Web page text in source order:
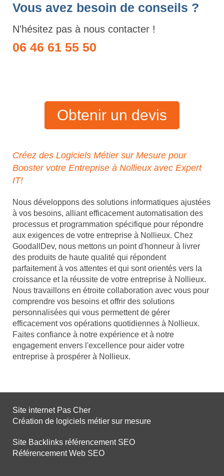
Vous avez besoin de conseils ?
N'hésitez pas à nous contacter !
06 46 61 55 50
Obtenir un devis
Créez des Logiciels Métier sur Mesure pour
Booster votre Entreprise à Nollieux avec Expert
IT!
Nous développons des solutions informatiques ajustées
à vos besoins, alliant efficacement automatisation des
processus et programmation spécifique pour répondre
aux exigences de votre entreprise à Nollieux. Chez
GoodallDev, nous mettons un point d'honneur à livrer
des produits de haute qualité qui répondent
parfaitement à vos attentes et qui sont orientés vers la
croissance et la réussite de votre entreprise à Nollieux.
Nous travaillons en étroite collaboration avec vous pour
comprendre vos besoins et offrir des solutions
personnalisées qui vous permettent de gérer
efficacement vos opérations quotidiennes à Nollieux.
Faites confiance à notre expérience et à notre
engagement envers l'excellence pour aider votre
entreprise à prospérer à Nollieux.
Site internet Pas Cher
Création de logiciels métier sur mesure
Site Backlinks référencement SEO
Référencement Web SEO